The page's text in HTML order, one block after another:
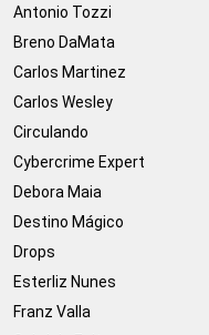
Antonio Tozzi
Breno DaMata
Carlos Martinez
Carlos Wesley
Circulando
Cybercrime Expert
Debora Maia
Destino Mágico
Drops
Esterliz Nunes
Franz Valla